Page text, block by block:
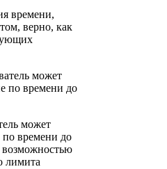
времени,
верно, как
может
по времени до
может
по времени до
возможностью
лимита